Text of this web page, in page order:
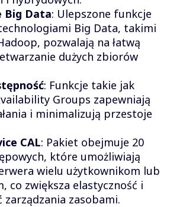
Big Data: Ulepszone funkcje
Big Data, takimi
pozwalają na łatwą
dużych zbiorów
: Funkcje takie jak
Groups zapewniają
i minimalizują przestoje
CAL: Pakiet obejmuje 20
które umożliwiają
wielu użytkownikom lub
co zwiększa elastyczność i
zasobami.